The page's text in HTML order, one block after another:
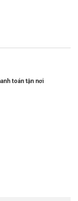
toán tận nơi